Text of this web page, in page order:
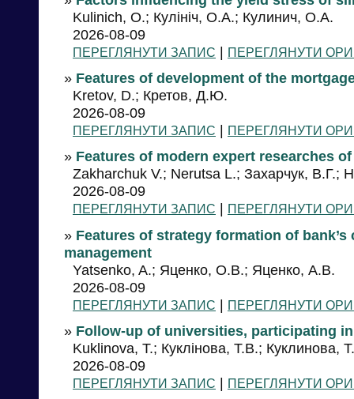
Kulinich, O.; Кулініч, О.А.; Кулинич, О.А.
2026-08-09
ПЕРЕГЛЯНУТИ ЗАПИС | ПЕРЕГЛЯНУТИ
» Features of development of the
Kretov, D.; Кретов, Д.Ю.
2026-08-09
ПЕРЕГЛЯНУТИ ЗАПИС | ПЕРЕГЛЯНУТИ
» Features of modern expert researches
Zakharchuk V.; Nerutsa L.; Захарчук, В.Г.;
2026-08-09
ПЕРЕГЛЯНУТИ ЗАПИС | ПЕРЕГЛЯНУТИ
» Features of strategy formation of
management
Yatsenko, A.; Яценко, О.В.; Яценко, А.В.
2026-08-09
ПЕРЕГЛЯНУТИ ЗАПИС | ПЕРЕГЛЯНУТИ
» Follow-up of universities, participating
Kuklinova, T.; Куклінова, Т.В.; Куклинова,
2026-08-09
ПЕРЕГЛЯНУТИ ЗАПИС | ПЕРЕГЛЯНУТИ